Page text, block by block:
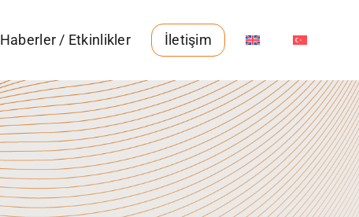
Haberler / Etkinlikler İletişim